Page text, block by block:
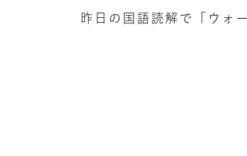
昨日の国語読解で「ウォ